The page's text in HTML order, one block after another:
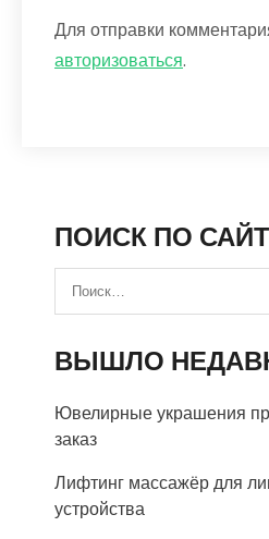
Для отправки
авторизоваться.
ПОИСК ПО
ВЫШЛО
Ювелирные украшения
заказ
Лифтинг массажёр для
устройства